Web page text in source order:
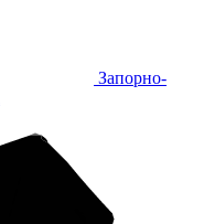
Запорно-